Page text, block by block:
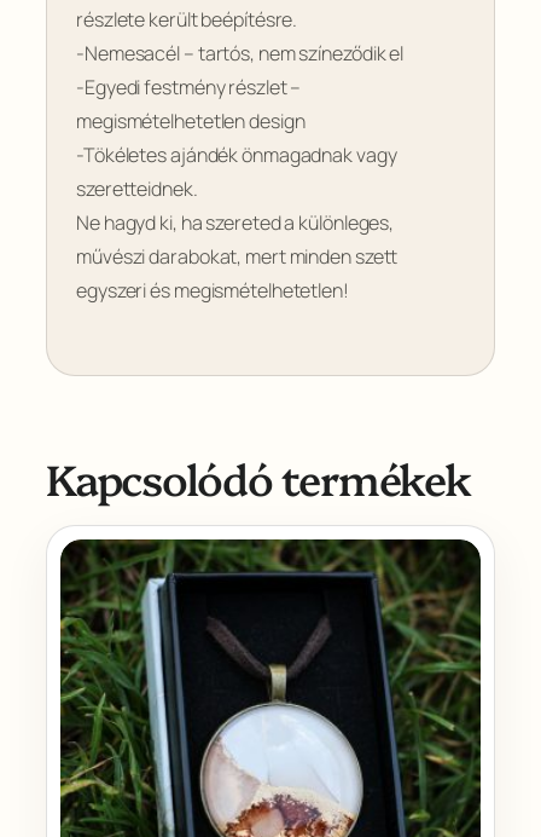
l
ó
m
e
n
n
y
i
é
részlete került beépítésre.
-Nemesacél – tartós, nem színeződik el
-Egyedi festmény részlet –
megismételhetetlen design
-Tökéletes ajándék önmagadnak vagy
szeretteidnek.
Ne hagyd ki, ha szereted a különleges,
művészi darabokat, mert minden szett
egyszeri és megismételhetetlen!
Kapcsolódó termékek